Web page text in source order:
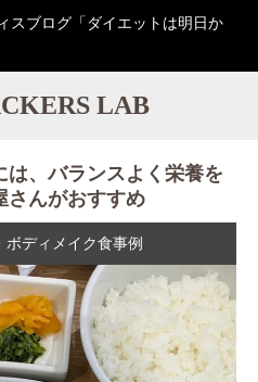
スブログ「ダイエットは明日か
LAB
は、バランスよく栄養を
さんがおすすめ
ボディメイク食事例